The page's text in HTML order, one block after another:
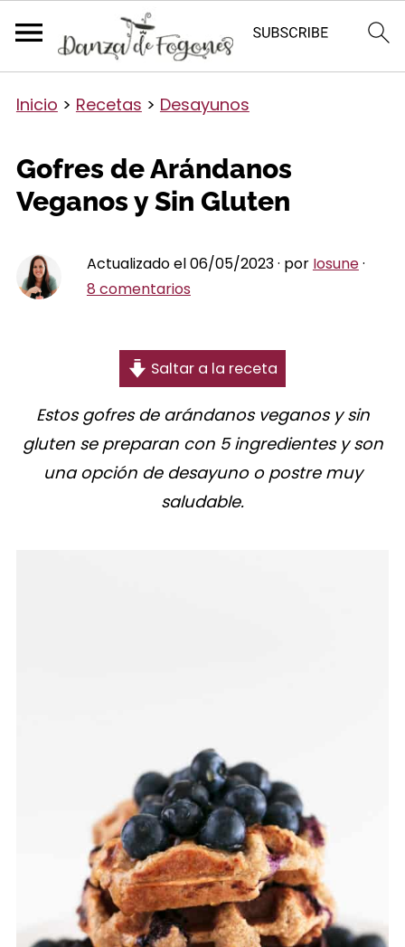
Inicio > Recetas > Desayunos
Gofres de Arándanos
Veganos y Sin Gluten
Actualizado el 06/05/2023 · por Iosune·
8 comentarios
Saltar a la receta
Estos gofres de arándanos veganos y sin
gluten se preparan con 5 ingredientes y son
una opción de desayuno o postre muy
saludable.